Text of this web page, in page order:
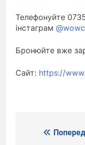
Телефонуйте
інстаграм
Бронюйте вже
Сайт: https://
Навігація